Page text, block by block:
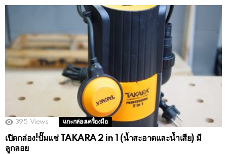
395 Views แกะกล่องเครื่องมือ
เปิดกล่อง!ปั๊มแช่ TAKARA 2 in 1 (น้ำสะอาดและน้ำเสีย) มี
ลูกลอย